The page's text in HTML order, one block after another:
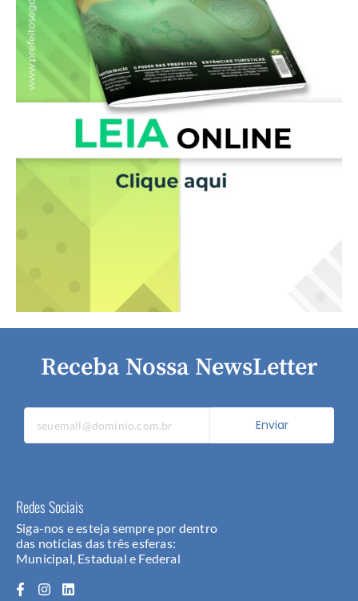
Receba Nossa NewsLetter
Enviar
Redes Sociais
Siga-nos e esteja sempre por dentro
das notícias das três esferas:
Municipal, Estadual e Federal